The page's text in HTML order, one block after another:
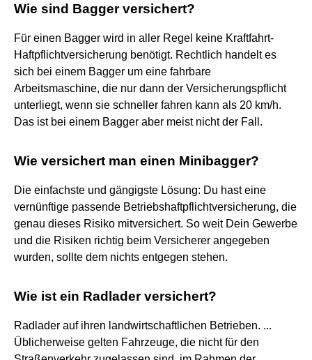
Wie sind Bagger versichert?
Für einen Bagger wird in aller Regel keine Kraftfahrt-
Haftpflichtversicherung benötigt. Rechtlich handelt es
sich bei einem Bagger um eine fahrbare
Arbeitsmaschine, die nur dann der Versicherungspflicht
unterliegt, wenn sie schneller fahren kann als 20 km/h.
Das ist bei einem Bagger aber meist nicht der Fall.
Wie versichert man einen Minibagger?
Die einfachste und gängigste Lösung: Du hast eine
vernünftige passende Betriebshaftpflichtversicherung, die
genau dieses Risiko mitversichert. So weit Dein Gewerbe
und die Risiken richtig beim Versicherer angegeben
wurden, sollte dem nichts entgegen stehen.
Wie ist ein Radlader versichert?
Radlader auf ihren landwirtschaftlichen Betrieben. ...
Üblicherweise gelten Fahrzeuge, die nicht für den